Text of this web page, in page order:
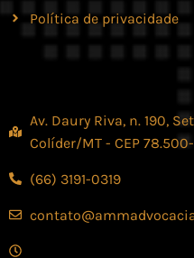
Política de privacidade
Av. Daury Riva, n. 190,
Colíder/MT - CEP
(66) 3191-0319